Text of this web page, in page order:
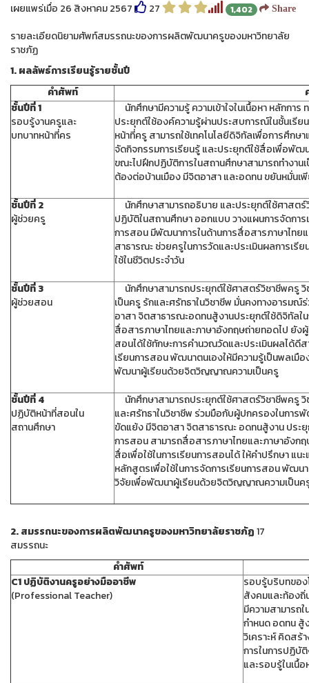
เผยแพร่เมื่อ 26 สิงหาคม 2567 27 1,402 Share
รายละเอียดนิยามศัพท์สมรรถนะของการผลิตพัฒนาครูของมหาวิทยาลัย
ราชภัฏ
1. ผลลัพธ์การเรียนรู้รายชั้นปี
คำศัพท์
ชั้นปีที่ 1
รอบรู้งานครูและ
บทบาทหน้าที่คร
นักศึกษามีความรู้ ความเข้าใจในเนื้อหา หลักกา
ประยุกต์ใช้องค์ความรู้ผ่านประสบการณ์ในชั้นเรี
หน้าที่ครู สามารถใช้เทคโนโลยีดิจิทัลเพื่อการศึก
จัดกิจกรรมการเรียนรู้ และประยุกต์ใช้สื่อเพื่อพั
ขณะไปฝึกปฏิบัติการในสถานศึกษาสามารถทำงา
ต้องต่อบ้านเมือง มีจิตอาสา และอดทน ขยันหมั่นเ
ชั้นปีที่ 2
ผู้ช่วยครู
นักศึกษาสามารถอธิบาย และประยุกต์ใช้ศาสตร์
ปฏิบัติในสถานศึกษา ออกแบบ วางแผนการจัดกา
การสอน มีพัฒนาการในด้านการสื่อสารภาษาไทย
สาธารณะ ช่วยครูในการวัดและประเมินผลการเ
ใช้ในชีวิตประจำวัน
ชั้นปีที่ 3
ผู้ช่วยสอน
นักศึกษาสามารถประยุกต์ใช้ศาสตร์วิชาชีพครู วิ
เป็นครู รักและศรัทธาในวิชาชีพ มั่นคงทางอารม
อาสา จิตสาธารณะอดทนสู้งานประยุกต์ใช้ดิจิทัลใ
สื่อสารภาษาไทยและภาษาอังกฤษถ่ายทอดไป ยัง
สอนได้ใช้ทักษะการคำนวณวัดและประเมินผลได้
เรียนการสอน พัฒนาตนเองให้มีความรู้เป็นพลเมือ
พัฒนาผู้เรียนด้วยจิตวิญญาณความเป็นครู
ชั้นปีที่ 4
ปฏิบัติหน้าที่สอนใน
สถานศึกษา
นักศึกษาสามารถประยุกต์ใช้ศาสตร์วิชาชีพครู วิ
และศรัทธาในวิชาชีพ ร่วมมือกับผู้ปกครองในการ
ขัดแย้ง มีจิตอาสา จิตสาธารณะ อดทนสู้งาน ประ
การสอน สามารถสื่อสารภาษาไทยและภาษาอัง
สื่อเพื่อใช้ในการเรียนการสอนได้ ให้คำปรึกษา แ
หลักสูตรเพื่อใช้ในการจัดการเรียนการสอน พัฒน
วิจัยเพื่อพัฒนาผู้เรียนด้วยจิตวิญญาณความเป็นค
2. สมรรถนะของการผลิตพัฒนาครูของมหาวิทยาลัยราชภัฏ17
สมรรถนะ
คำศัพท์
C1 ปฏิบัติงานครูอย่างมืออาชีพ
(Professional Teacher)
รอบรู้บริบทของ
สังคมและท้อง
มีความสามารถ
กำหนด อดทน สู้
วิเคราะห์ คิดส
การในการปฏิบั
และรอบรู้ในเนื้